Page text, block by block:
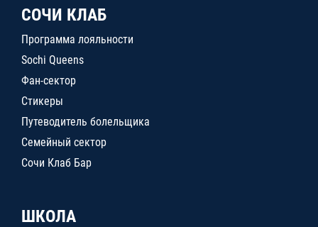
СОЧИ КЛАБ
Программа лояльности
Sochi Queens
Фан-сектор
Стикеры
Путеводитель болельщика
Семейный сектор
Сочи Клаб Бар
ШКОЛА